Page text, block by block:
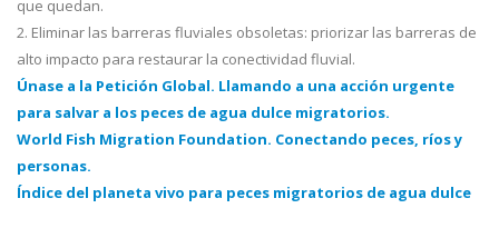
que quedan.
2. Eliminar las barreras fluviales obsoletas: priorizar las barreras de
alto impacto para restaurar la conectividad fluvial.
Únase a la Petición Global. Llamando a una acción urgente
para salvar a los peces de agua dulce migratorios.
World Fish Migration Foundation. Conectando peces, ríos y
personas.
Índice del planeta vivo para peces migratorios de agua dulce